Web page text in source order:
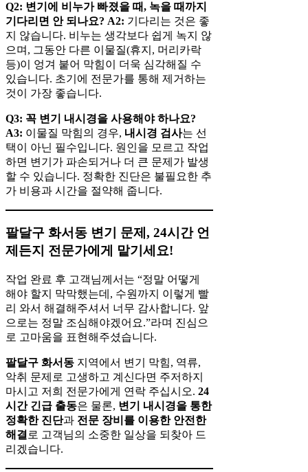
Q2: 변기에 비누가 빠졌을 때, 녹을 때까지
기다리면 안 되나요? A2: 기다리는 것은 좋
지 않습니다. 비누는 생각보다 쉽게 녹지 않
으며, 그동안 다른 이물질(휴지, 머리카락
등)이 엉겨 붙어 막힘이 더욱 심각해질 수
있습니다. 초기에 전문가를 통해 제거하는
것이 가장 좋습니다.
Q3: 꼭 변기 내시경을 사용해야 하나요?
A3: 이물질 막힘의 경우, 내시경 검사는 선
택이 아닌 필수입니다. 원인을 모르고 작업
하면 변기가 파손되거나 더 큰 문제가 발생
할 수 있습니다. 정확한 진단은 불필요한 추
가 비용과 시간을 절약해 줍니다.
팔달구 화서동 변기 문제, 24시간 언
제든지 전문가에게 맡기세요!
작업 완료 후 고객님께서는 “정말 어떻게
해야 할지 막막했는데, 수원까지 이렇게 빨
리 와서 해결해주셔서 너무 감사합니다. 앞
으로는 정말 조심해야겠어요.”라며 진심으
로 고마움을 표현해주셨습니다.
팔달구 화서동 지역에서 변기 막힘, 역류,
악취 문제로 고생하고 계신다면 주저하지
마시고 저희 전문가에게 연락 주십시오. 24
시간 긴급 출동은 물론, 변기 내시경을 통한
정확한 진단과 전문 장비를 이용한 안전한
해결 로 고객님의 소중한 일상을 되찾아 드
리겠습니다.